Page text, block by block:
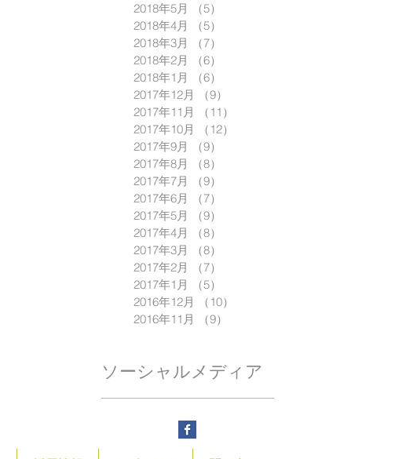
2018年5月
（5）
2018年4月
（5）
2018年3月
（7）
2018年2月
（6）
2018年1月
（6）
2017年12月
（9）
2017年11月
（11）
2017年10月
（12）
2017年9月
（9）
2017年8月
（8）
2017年7月
（9）
2017年6月
（7）
2017年5月
（9）
2017年4月
（8）
2017年3月
（8）
2017年2月
（7）
2017年1月
（5）
2016年12月
（10）
2016年11月
（9）
ソーシャルメディア